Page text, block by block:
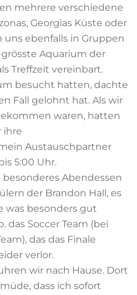
mehrere verschiedene
Georgias Küste oder
ebenfalls in Gruppen
Aquarium der
Treffzeit vereinbart.
besucht hatten, dachte
Fall gelohnt hat. Als wir
waren, hatten
ihre
Austauschpartner
5:00 Uhr.
Abendessen
der Brandon Hall, es
was besonders gut
das Soccer Team (bei
das das Finale
verlor.
wir nach Hause. Dort
dass ich sofort